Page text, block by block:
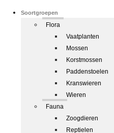
Soortgroepen
Flora
Vaatplanten
Mossen
Korstmossen
Paddenstoelen
Kranswieren
Wieren
Fauna
Zoogdieren
Reptielen